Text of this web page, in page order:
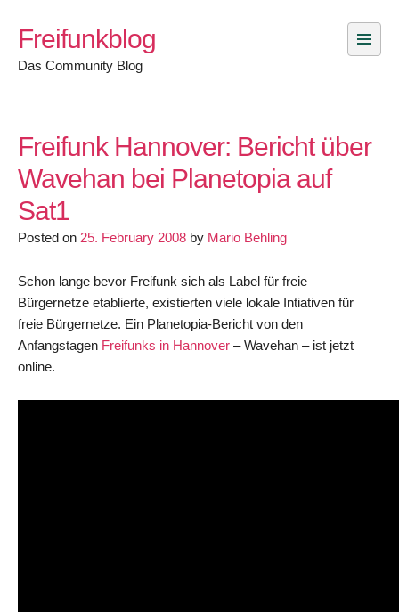
content
Freifunkblog
Das Community Blog
Freifunk Hannover: Bericht über
Wavehan bei Planetopia auf
Sat1
Posted on 25. February 2008 by Mario Behling
Schon lange bevor Freifunk sich als Label für freie
Bürgernetze etablierte, existierten viele lokale Intiativen für
freie Bürgernetze. Ein Planetopia-Bericht von den
Anfangstagen Freifunks in Hannover – Wavehan – ist jetzt
online.